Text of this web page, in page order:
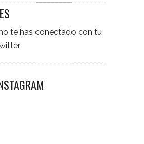
te has conectado con tu